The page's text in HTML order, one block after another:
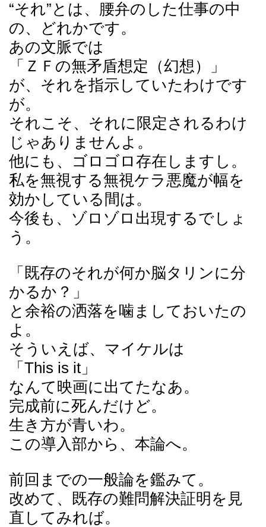
“それ”とは、腰弁のした仕事の中
の、どれかです。
あの文脈では
「ＺＦの無矛盾想定（幻想）」
が、それを指示していたわけです
が。
それこそ、それに限定されるわけ
じゃありませんよ。
他にも、ゴロゴロ存在しますし。
私を無視する無視ケラ悪魔が幅を
効かしている間は。
今後も、ゾロゾロ出現するでしょ
う。
「既存のそれが何か脳タリンに分
かるか？」
と余裕の洒落を噛ましておいたの
よ。
そういえば、マイケルは
「This is it」
なんて映画に出てたなあ。
完成前に死んだけど。
生き方が青いわ。
この導入部から、本論へ。
前回までの一般論を鑑みて。
改めて、既存の難問解決証明を見
直してみれば。